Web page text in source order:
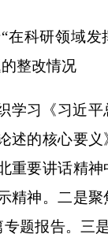
在科研领域发
整改情况
学习《习近平
述的核心要义
重要讲话精神
精神。二是聚
题报告。三